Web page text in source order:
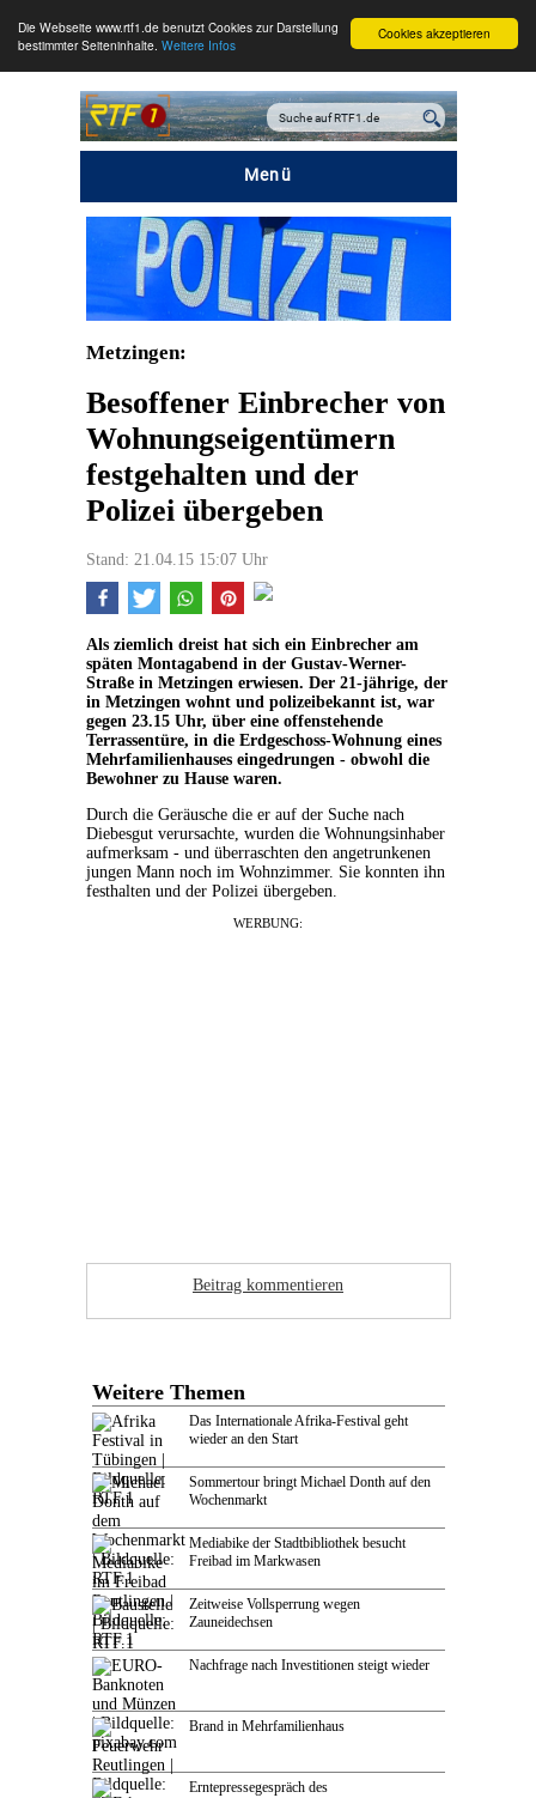
Cookies akzeptieren
Die Webseite www.rtf1.de benutzt Cookies zur Darstellung
bestimmter Seiteninhalte. Weitere Infos
Menü
Metzingen:
Besoffener Einbrecher von
Wohnungseigentümern
festgehalten und der
Polizei übergeben
Stand: 21.04.15 15:07 Uhr
Als ziemlich dreist hat sich ein Einbrecher am
späten Montagabend in der Gustav-Werner-
Straße in Metzingen erwiesen. Der 21-jährige, der
in Metzingen wohnt und polizeibekannt ist, war
gegen 23.15 Uhr, über eine offenstehende
Terrassentüre, in die Erdgeschoss-Wohnung eines
Mehrfamilienhauses eingedrungen - obwohl die
Bewohner zu Hause waren.
Durch die Geräusche die er auf der Suche nach
Diebesgut verursachte, wurden die Wohnungsinhaber
aufmerksam - und überraschten den angetrunkenen
jungen Mann noch im Wohnzimmer. Sie konnten ihn
festhalten und der Polizei übergeben.
WERBUNG:
Beitrag kommentieren
Weitere Themen
Das Internationale Afrika-Festival geht
wieder an den Start
Sommertour bringt Michael Donth auf den
Wochenmarkt
Mediabike der Stadtbibliothek besucht
Freibad im Markwasen
Zeitweise Vollsperrung wegen
Zauneidechsen
Nachfrage nach Investitionen steigt wieder
Brand in Mehrfamilienhaus
Erntepressegespräch des